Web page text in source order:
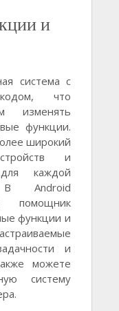
и
система с
что
изменять
функции.
широкий
и
каждой
В Android
помощник
функции и
и
можете
систему